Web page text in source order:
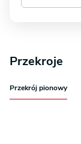
Przekroje
Przekrój pionowy